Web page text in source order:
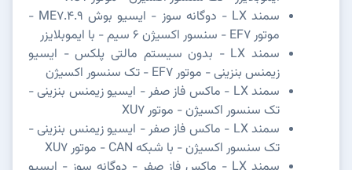
سمند LX - دوگانه سوز - ایسیو بوش ME7.4.9 -
موتور EF7 - سنسور اکسیژن 6 سیم - با ایموبلایزر
سمند LX - بدون سیستم مالتی پلکس - ایسیو
زیمنس بنزینی - موتور EF7 - تک سنسور اکسیژن
سمند LX - ماکس فاز صفر - ایسیو زیمنس بنزینی -
تک سنسور اکسیژن - موتور XU7
سمند LX - ماکس فاز صفر - ایسیو زیمنس بنزینی -
تک سنسور اکسیژن - با شبکه CAN - موتور XU7